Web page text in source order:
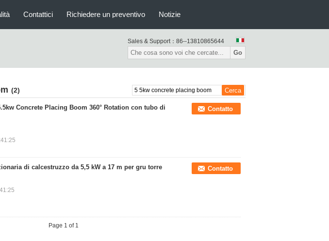
Contattici Richiedere un preventivo Notizie
Sales & Support： 86--13810865644
Go
(2)
Concrete Placing Boom 360° Rotation con tubo di
Contatto
di calcestruzzo da 5,5 kW a 17 m per gru torre Contatto
Page 1 of 1